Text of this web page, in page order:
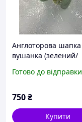
Англоторова шапка
вушанка (зелений/
Готово до відправки
750₴
Купити